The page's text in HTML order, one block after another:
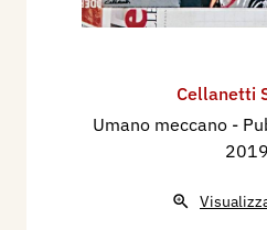
Cellanetti
Umano meccano -
2019